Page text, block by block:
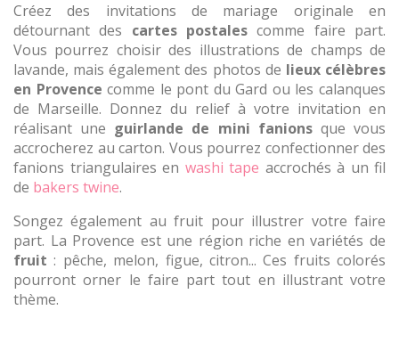
Créez des invitations de mariage originale en
détournant des cartes postales comme faire part.
Vous pourrez choisir des illustrations de champs de
lavande, mais également des photos de lieux célèbres
en Provence comme le pont du Gard ou les calanques
de Marseille. Donnez du relief à votre invitation en
réalisant une guirlande de mini fanionsque vous
accrocherez au carton. Vous pourrez confectionner des
fanions triangulaires en washi tape accrochés à un fil
de bakers twine.
Songez également au fruit pour illustrer votre faire
part. La Provence est une région riche en variétés de
fruit : pêche, melon, figue, citron... Ces fruits colorés
pourront orner le faire part tout en illustrant votre
thème.